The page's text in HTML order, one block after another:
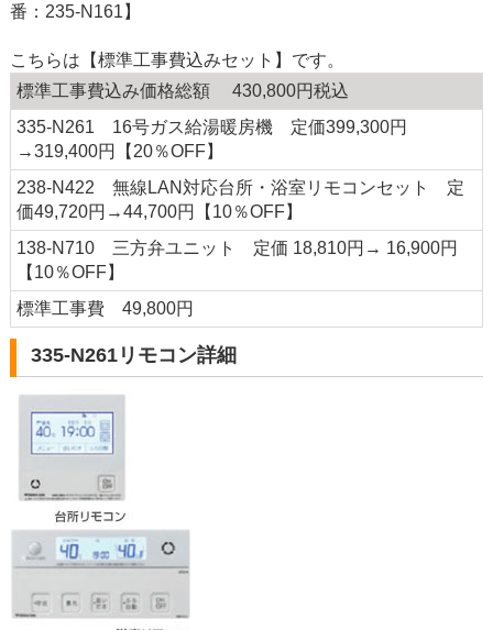
番：235-N161】
こちらは【標準工事費込みセット】です。
標準工事費込み価格総額 430,800円税込
335-N261 16号ガス給湯暖房機 定価399,300円
→319,400円【20％OFF】
238-N422 無線LAN対応台所・浴室リモコンセット 定
価49,720円→44,700円【10％OFF】
138-N710 三方弁ユニット 定価 18,810円→ 16,900円
【10％OFF】
標準工事費 49,800円
335-N261リモコン詳細